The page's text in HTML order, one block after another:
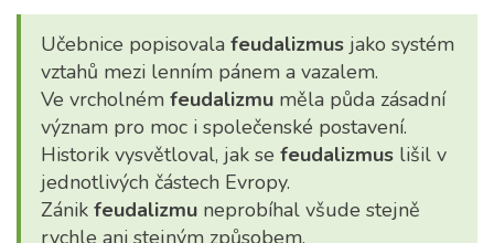
Učebnice popisovala feudalizmus jako systém
vztahů mezi lenním pánem a vazalem.
Ve vrcholném feudalizmu měla půda zásadní
význam pro moc i společenské postavení.
Historik vysvětloval, jak se feudalizmus lišil v
jednotlivých částech Evropy.
Zánik feudalizmu neprobíhal všude stejně
rychle ani stejným způsobem.